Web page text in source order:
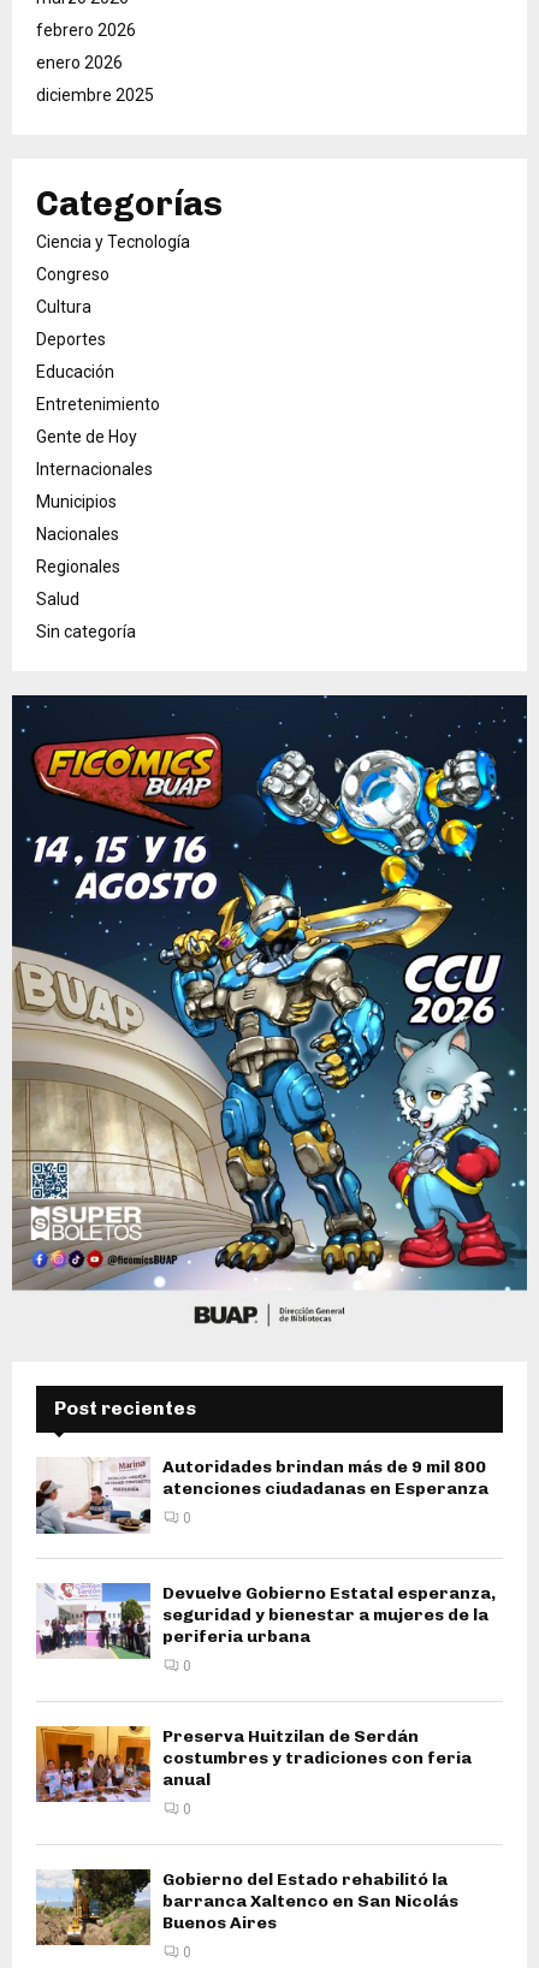
febrero 2026
enero 2026
diciembre 2025
Categorías
Ciencia y Tecnología
Congreso
Cultura
Deportes
Educación
Entretenimiento
Gente de Hoy
Internacionales
Municipios
Nacionales
Regionales
Salud
Sin categoría
Post recientes
Autoridades brindan más de 9 mil 800
atenciones ciudadanas en Esperanza
0
Devuelve Gobierno Estatal esperanza,
seguridad y bienestar a mujeres de la
periferia urbana
0
Preserva Huitzilan de Serdán
costumbres y tradiciones con feria
anual
0
Gobierno del Estado rehabilitó la
barranca Xaltenco en San Nicolás
Buenos Aires
0